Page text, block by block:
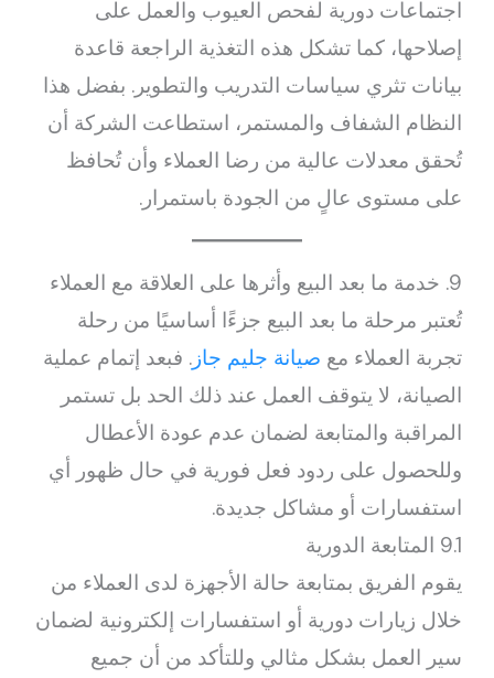
اجتماعات دورية لفحص العيوب والعمل على
إصلاحها، كما تشكل هذه التغذية الراجعة قاعدة
بيانات تثري سياسات التدريب والتطوير. بفضل هذا
النظام الشفاف والمستمر، استطاعت الشركة أن
تُحقق معدلات عالية من رضا العملاء وأن تُحافظ
على مستوى عالٍ من الجودة باستمرار.
9. خدمة ما بعد البيع وأثرها على العلاقة مع العملاء
تُعتبر مرحلة ما بعد البيع جزءًا أساسيًا من رحلة
تجربة العملاء مع صيانة جليم جاز. فبعد إتمام عملية
الصيانة، لا يتوقف العمل عند ذلك الحد بل تستمر
المراقبة والمتابعة لضمان عدم عودة الأعطال
وللحصول على ردود فعل فورية في حال ظهور أي
استفسارات أو مشاكل جديدة.
9.1 المتابعة الدورية
يقوم الفريق بمتابعة حالة الأجهزة لدى العملاء من
خلال زيارات دورية أو استفسارات إلكترونية لضمان
سير العمل بشكل مثالي وللتأكد من أن جميع